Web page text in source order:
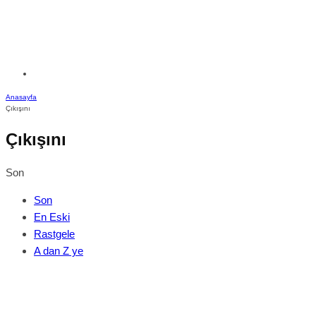
Anasayfa
Çıkışını
Çıkışını
Son
Son
En Eski
Rastgele
A dan Z ye